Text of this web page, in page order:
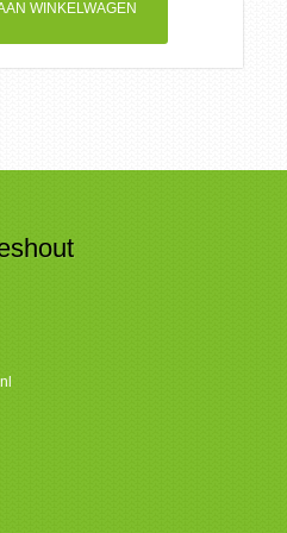
aantal
WINKELWAGEN